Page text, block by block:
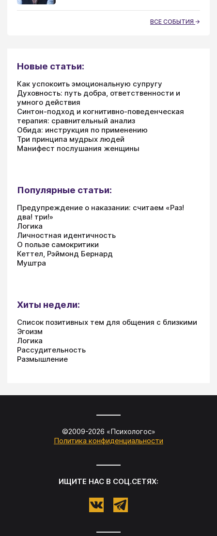
ВСЕ СОБЫТИЯ
Новые статьи:
Как успокоить эмоциональную супругу
Духовность: путь добра, ответственности и
умного действия
Синтон-подход и когнитивно-поведенческая
терапия: сравнительный анализ
Обида: инструкция по применению
Три принципа мудрых людей
Манифест послушания женщины
Популярные статьи:
Предупреждение о наказании: считаем «Раз!
два! три!»
Логика
Личностная идентичность
О пользе самокритики
Кеттел, Рэймонд Бернард
Муштра
Хиты недели:
Список позитивных тем для общения с близкими
Эгоизм
Логика
Рассудительность
Размышление
©2009-2026 «Психологос»
Политика конфиденциальности
ИЩИТЕ НАС В СОЦ.СЕТЯХ: